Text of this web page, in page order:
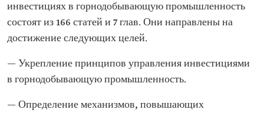
инвестициях в горнодобывающую промышленность
состоят из 166 статей и 7 глав. Они направлены на
достижение следующих целей.
— Укрепление принципов управления инвестициями
в горнодобывающую промышленность.
— Определение механизмов, повышающих